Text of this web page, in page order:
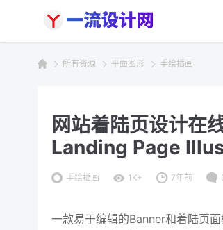
所有资源 平面图形 手绘插画
网站着陆页设计在
Landing Page
手绘插画 1K+ 7年前
一款易于编辑的Banner和着陆页